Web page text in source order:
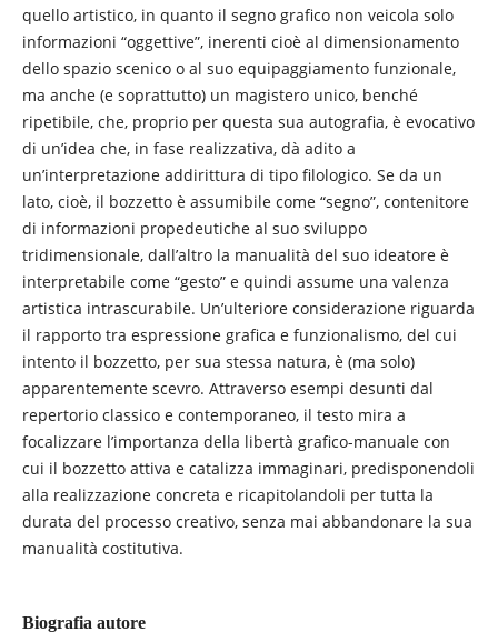
quello artistico, in quanto il segno grafico non veicola solo
informazioni “oggettive”, inerenti cioè al dimensionamento
dello spazio scenico o al suo equipaggiamento funzionale,
ma anche (e soprattutto) un magistero unico, benché
ripetibile, che, proprio per questa sua autografia, è evocativo
di un’idea che, in fase realizzativa, dà adito a
un’interpretazione addirittura di tipo filologico. Se da un
lato, cioè, il bozzetto è assumibile come “segno”, contenitore
di informazioni propedeutiche al suo sviluppo
tridimensionale, dall’altro la manualità del suo ideatore è
interpretabile come “gesto” e quindi assume una valenza
artistica intrascurabile. Un’ulteriore considerazione riguarda
il rapporto tra espressione grafica e funzionalismo, del cui
intento il bozzetto, per sua stessa natura, è (ma solo)
apparentemente scevro. Attraverso esempi desunti dal
repertorio classico e contemporaneo, il testo mira a
focalizzare l’importanza della libertà grafico-manuale con
cui il bozzetto attiva e catalizza immaginari, predisponendoli
alla realizzazione concreta e ricapitolandoli per tutta la
durata del processo creativo, senza mai abbandonare la sua
manualità costitutiva.
Biografia autore